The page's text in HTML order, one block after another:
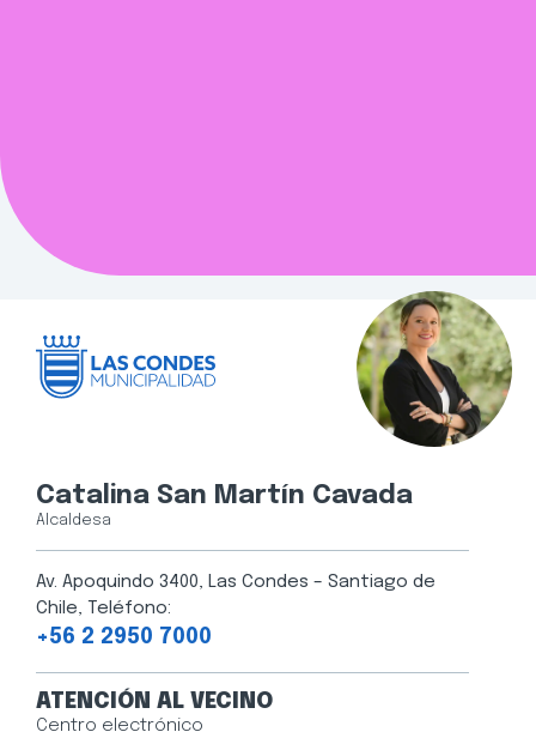
Catalina San Martín Cavada
Alcaldesa
Av. Apoquindo 3400, Las Condes – Santiago de
Chile, Teléfono:
+56 2 2950 7000
ATENCIÓN AL VECINO
Centro electrónico